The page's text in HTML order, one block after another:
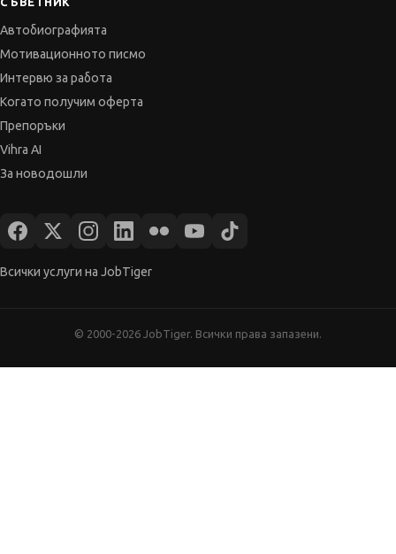
Автобиографията
Мотивационното писмо
Интервю за работа
Когато получим оферта
Препоръки
Vihra AI
За новодошли
Всички услуги на JobTiger
© 2000-2026 JobTiger. Всички права запазени.